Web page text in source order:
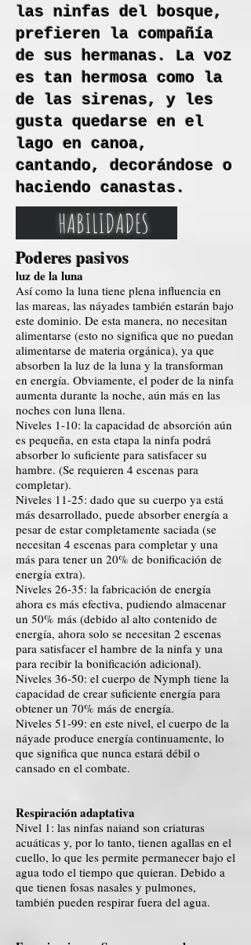
las ninfas del bosque,
prefieren la compañía
de sus hermanas. La voz
es tan hermosa como la
de las sirenas, y les
gusta quedarse en el
lago en canoa,
cantando, decorándose o
haciendo canastas.
HABILIDADES
Poderes pasivos
luz de la luna
Así como la luna tiene plena influencia en
las mareas, las náyades también estarán bajo
este dominio. De esta manera, no necesitan
alimentarse (esto no significa que no puedan
alimentarse de materia orgánica), ya que
absorben la luz de la luna y la transforman
en energía. Obviamente, el poder de la ninfa
aumenta durante la noche, aún más en las
noches con luna llena.
Niveles 1-10: la capacidad de absorción aún
es pequeña, en esta etapa la ninfa podrá
absorber lo suficiente para satisfacer su
hambre. (Se requieren 4 escenas para
completar).
Niveles 11-25: dado que su cuerpo ya está
más desarrollado, puede absorber energía a
pesar de estar completamente saciada (se
necesitan 4 escenas para completar y una
más para tener un 20% de bonificación de
energía extra).
Niveles 26-35: la fabricación de energía
ahora es más efectiva, pudiendo almacenar
un 50% más (debido al alto contenido de
energía, ahora solo se necesitan 2 escenas
para satisfacer el hambre de la ninfa y una
para recibir la bonificación adicional).
Niveles 36-50: el cuerpo de Nymph tiene la
capacidad de crear suficiente energía para
obtener un 70% más de energía.
Niveles 51-99: en este nivel, el cuerpo de la
náyade produce energía continuamente, lo
que significa que nunca estará débil o
cansado en el combate.
Respiración adaptativa
Nivel 1: las ninfas naiand son criaturas
acuáticas y, por lo tanto, tienen agallas en el
cuello, lo que les permite permanecer bajo el
agua todo el tiempo que quieran. Debido a
que tienen fosas nasales y pulmones,
también pueden respirar fuera del agua.